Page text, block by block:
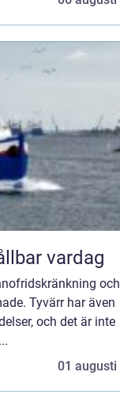
till hållbar vardag
och
Tyvärr har även
och det är inte
01 augusti